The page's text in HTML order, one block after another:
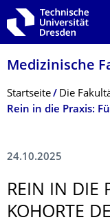
Zur Hauptnavigation
Zur Suche springen
Zum Inhalt springen
Medizinische
Breadcrumb-Menü
Startseite Die
24.10.2025
REIN IN DIE
KOHORTE